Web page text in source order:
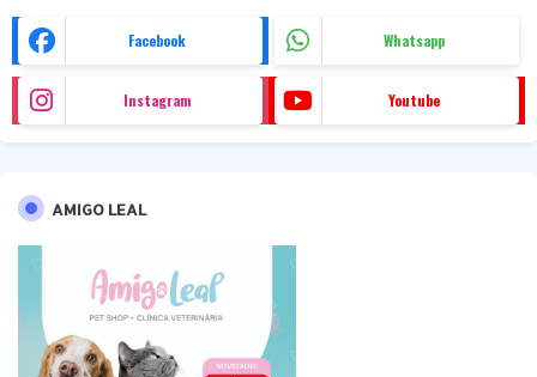
Facebook Whatsapp
Instagram Youtube
AMIGO LEAL